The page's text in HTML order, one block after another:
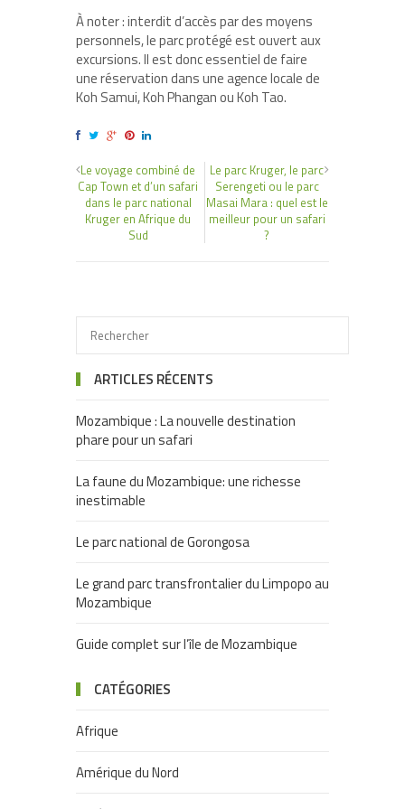
À noter : interdit d’accès par des moyens
personnels, le parc protégé est ouvert aux
excursions. Il est donc essentiel de faire
une réservation dans une agence locale de
Koh Samui, Koh Phangan ou Koh Tao.
Le voyage combiné de
Cap Town et d’un safari
dans le parc national
Kruger en Afrique du
Sud
Le parc Kruger, le parc
Serengeti ou le parc
Masai Mara : quel est le
meilleur pour un safari
?
ARTICLES RÉCENTS
Mozambique : La nouvelle destination
phare pour un safari
La faune du Mozambique: une richesse
inestimable
Le parc national de Gorongosa
Le grand parc transfrontalier du Limpopo au
Mozambique
Guide complet sur l’île de Mozambique
CATÉGORIES
Afrique
Amérique du Nord